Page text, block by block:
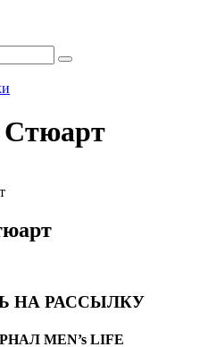
Стюарт
НА РАССЫЛКУ
MEN’s LIFE